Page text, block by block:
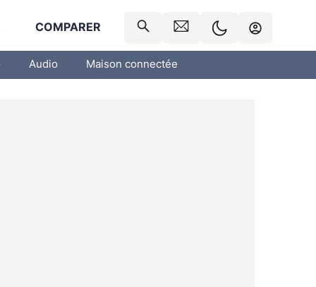
COMPARER
Audio Maison connectée